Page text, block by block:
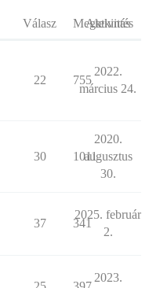
Válasz Megtekintés
Aktivitás
22 755
2022.
március 24.
30 1011
2020.
augusztus
30.
37 341
2025. február
2.
2023.